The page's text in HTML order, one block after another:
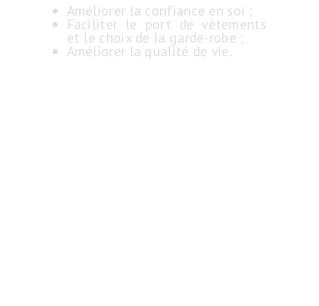
Améliorer la confiance en soi ;
Faciliter le port de vêtements
et le choix de la garde-robe ;
Améliorer la qualité de vie.